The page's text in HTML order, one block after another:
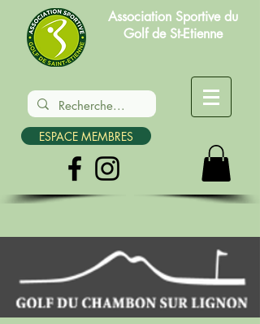
Association Sportive du
Golf de St-Etienne
ESPACE MEMBRES